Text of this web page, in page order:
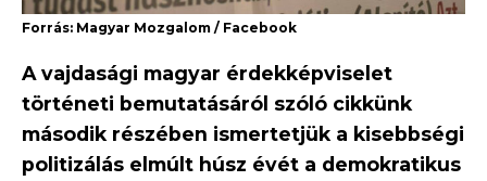
Forrás: Magyar Mozgalom / Facebook
A vajdasági magyar érdekképviselet
történeti bemutatásáról szóló cikkünk
második részében ismertetjük a kisebbségi
politizálás elmúlt húsz évét a demokratikus